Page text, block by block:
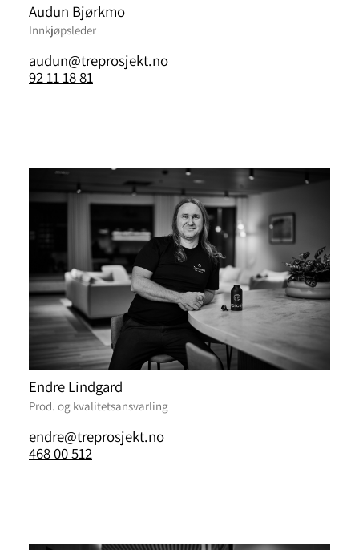
Audun Bjørkmo
Innkjøpsleder
audun@treprosjekt.no
92 11 18 81
Endre Lindgard
Prod. og kvalitetsansvarling
endre@treprosjekt.no
468 00 512